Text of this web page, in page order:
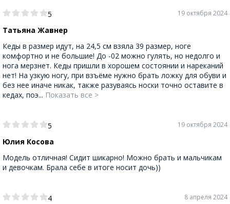
5
Татьяна Жавнер
19 октября 2024
Кеды в размер идут, на 24,5 см взяла 39 размер, ноге
комфортно и не большие! До -02 можно гулять, но недолго и
нога мерзнет. Кеды пришли в хорошем состоянии и нареканий
нет! На узкую ногу, при взъёме нужно брать ложку для обуви и
без нее иначе никак, также разуваясь носки точно оставите в
кедах, поэ... Показать все >
5
Юлия Косова
19 октября 2024
Модель отличная! Сидит шикарно! Можно брать и мальчикам
и девочкам. Брала себе в итоге носит дочь))
4
8 апреля 2024